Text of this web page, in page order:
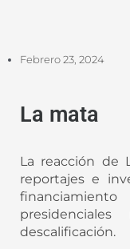
Febrero 23, 2024
La mata
La reacción de
reportajes e
descalificación.